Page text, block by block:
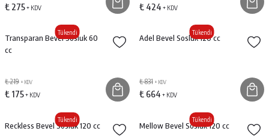
₺ 275+ KDV ₺ 424 + KDV
Tükendi
Transparan Bevel Sosluk 60
cc
₺ 219 + KDV
₺ 175+ KDV
Tükendi
Adel Bevel Sosluk 120 cc
₺ 831 + KDV
₺ 664 + KDV
Tükendi
Reckless Bevel Sosluk 120 cc
Tükendi
Mellow Bevel Sosluk 120 cc